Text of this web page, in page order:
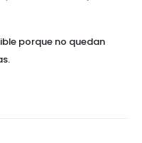
porque no quedan